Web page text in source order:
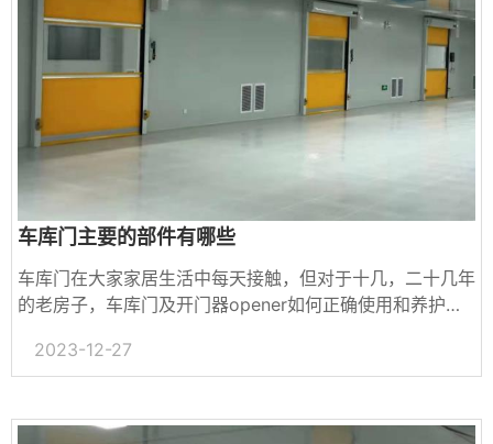
车库门主要的部件有哪些
车库门在大家家居生活中每天接触，但对于十几，二十几年
的老房子，车库门及开门器opener如何正确使用和养护，
胁家人和孩童安全。
2023-12-27